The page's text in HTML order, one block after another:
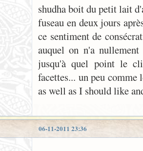
shudha boit du petit lait
fuseau en deux jours
ce sentiment de
auquel on n'a
jusqu'à quel point le
facettes... un peu
as well as I should like
06-11-2011 23:36